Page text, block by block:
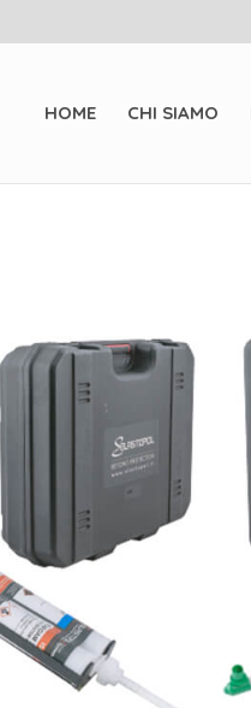
HOME CHI SIAMO